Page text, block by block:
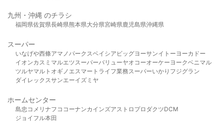
九州・沖縄 のチラシ
福岡県佐賀県長崎県熊本県大分県宮崎県 鹿児島県沖縄県
スーパー
いなげや西條アマノパークスベイシア ビッグヨーサンイトーヨーカドー
イオンカスミ マルエツ スーパーバリューヤオコーオーケー ヨークベニマル
ツルヤマルト オギノ エスマート ライフ業務スーパーいかり フジグラン
ダイレックスサンエーイズミヤ
ホームセンター
島忠 コメリ ナフコ コーナンカインズアストロプロダクツDCM
ジョイフル本田